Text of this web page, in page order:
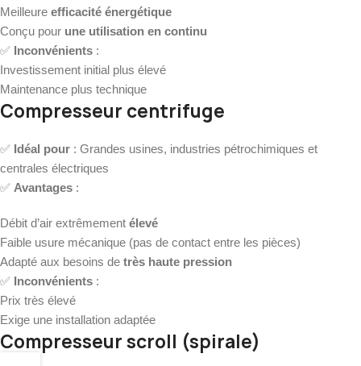
Meilleure efficacité énergétique
Conçu pour une utilisation en continu
✅ Inconvénients :
Investissement initial plus élevé
Maintenance plus technique
Compresseur centrifuge
✅ Idéal pour : Grandes usines, industries pétrochimiques et
centrales électriques
✅ Avantages :
Débit d’air extrêmement élevé
Faible usure mécanique (pas de contact entre les pièces)
Adapté aux besoins de très haute pression
✅ Inconvénients :
Prix très élevé
Exige une installation adaptée
Compresseur scroll (spirale)